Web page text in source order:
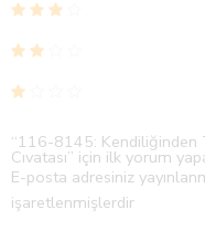
“116-8145: Kendiliğinden
Cıvatası” için ilk yorum
E-posta adresiniz
işaretlenmişlerdir